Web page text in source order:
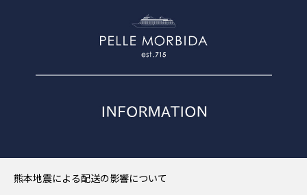
熊本地震による配送の影響について